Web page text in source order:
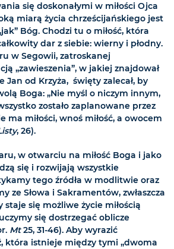
się doskonałymi w miłości Ojca
miarą życia chrześcijańskiego jest
Bóg. Chodzi tu o miłość, która
dar z siebie: wierny i płodny.
w Segowii, zatroskanej
„zawieszenia”, w jakiej znajdował
Jan od Krzyża, święty zalecał, by
Boga: „Nie myśl o niczym innym,
zostało zaplanowane przez
ma miłości, wnoś miłość, a owocem
, 26).
w otwarciu na miłość Boga i jako
się i rozwijają wszystkie
tego źródła w modlitwie oraz
ze Słowa i Sakramentów, zwłaszcza
się możliwe życie miłością
się dostrzegać oblicze
Mt25, 31-46). Aby wyrazić
która istnieje między tymi „dwoma